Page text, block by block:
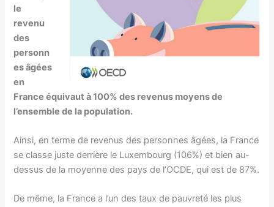
le
revenu
des
personn
es âgées
en
France équivaut à 100% des revenus moyens de
l’ensemble de la population.
Ainsi, en terme de revenus des personnes âgées, la France
se classe juste derrière le Luxembourg (106%) et bien au-
dessus de la moyenne des pays de l’OCDE, qui est de 87%.
De même, la France a l’un des taux de pauvreté les plus